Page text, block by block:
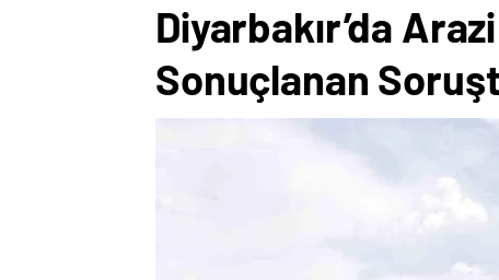
Diyarbakır’da
Sonuçlanan